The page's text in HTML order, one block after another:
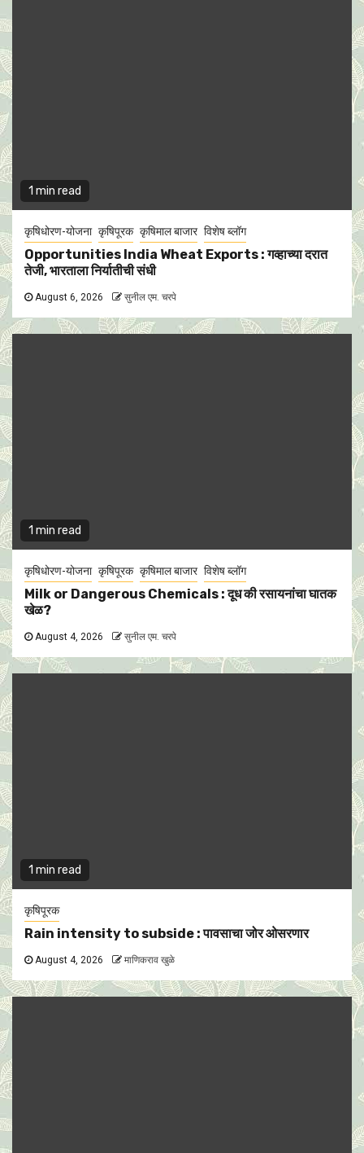
1 min read
कृषिधोरण-योजना कृषिपूरक कृषिमाल बाजार विशेष ब्लॉग
Opportunities India Wheat Exports : गव्हाच्या दरात
तेजी, भारताला निर्यातीची संधी
August 6, 2026 सुनील एम. चरपे
1 min read
कृषिधोरण-योजना कृषिपूरक कृषिमाल बाजार विशेष ब्लॉग
Milk or Dangerous Chemicals : दूध की रसायनांचा घातक
खेळ?
August 4, 2026 सुनील एम. चरपे
1 min read
कृषिपूरक
Rain intensity to subside : पावसाचा जोर ओसरणार
August 4, 2026 माणिकराव खुळे